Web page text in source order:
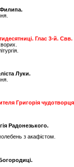
Глас 3-й. Свв.
Луки.
Григорія
Радонезького.
з акафістом.